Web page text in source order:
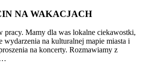
NA WAKACJACH
pracy. Mamy dla was lokalne ciekawostki,
wydarzenia na kulturalnej mapie miasta i
na koncerty. Rozmawiamy z